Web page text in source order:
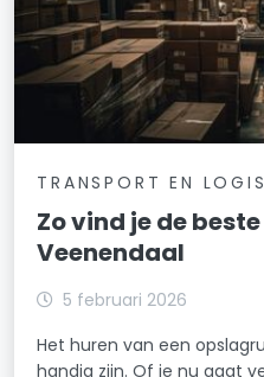
TRANSPORT EN
Zo vind je de
Veenendaal
5 februari 2026
Het huren van een
handig zijn. Of je nu gaat